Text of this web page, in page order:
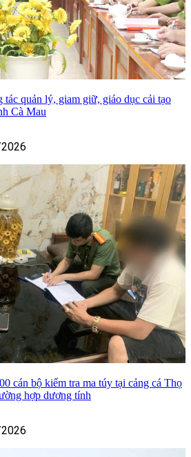
tác quản lý, giam giữ, giáo dục cải tạo
Cà Mau
cán bộ kiểm tra ma túy tại cảng cá Thọ
hợp dương tính